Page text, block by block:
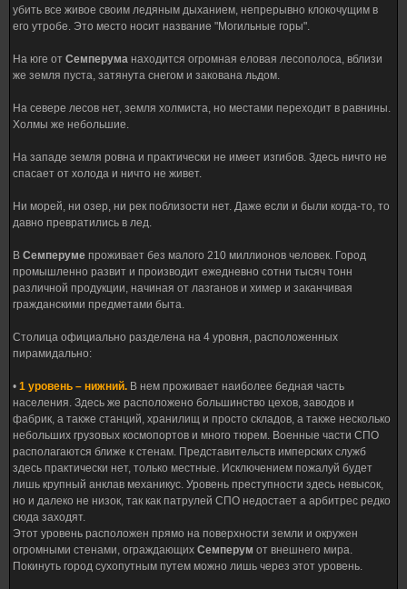
убить все живое своим ледяным дыханием, непрерывно клокочущим в
его утробе. Это место носит название "Могильные горы".
На юге от Семперума находится огромная еловая лесополоса, вблизи
же земля пуста, затянута снегом и закована льдом.
На севере лесов нет, земля холмиста, но местами переходит в равнины.
Холмы же небольшие.
На западе земля ровна и практически не имеет изгибов. Здесь ничто не
спасает от холода и ничто не живет.
Ни морей, ни озер, ни рек поблизости нет. Даже если и были когда-то, то
давно превратились в лед.
В Семперуме проживает без малого 210 миллионов человек. Город
промышленно развит и производит ежедневно сотни тысяч тонн
различной продукции, начиная от лазганов и химер и заканчивая
гражданскими предметами быта.
Столица официально разделена на 4 уровня, расположенных
пирамидально:
• 1 уровень – нижний. В нем проживает наиболее бедная часть
населения. Здесь же расположено большинство цехов, заводов и
фабрик, а также станций, хранилищ и просто складов, а также несколько
небольших грузовых космопортов и много тюрем. Военные части СПО
располагаются ближе к стенам. Представительств имперских служб
здесь практически нет, только местные. Исключением пожалуй будет
лишь крупный анклав механикус. Уровень преступности здесь невысок,
но и далеко не низок, так как патрулей СПО недостает а арбитрес редко
сюда заходят.
Этот уровень расположен прямо на поверхности земли и окружен
огромными стенами, ограждающих Семперум от внешнего мира.
Покинуть город сухопутным путем можно лишь через этот уровень.